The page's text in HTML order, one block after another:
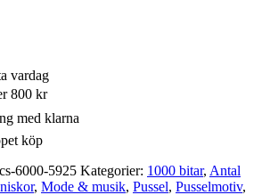
vardag
800 kr
med klarna
köp
6000-5925 Kategorier: 1000 bitar, Antal
, Mode & musik, Pussel, Pusselmotiv,